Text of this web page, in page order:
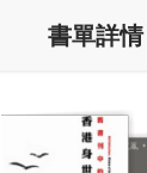
書單詳情